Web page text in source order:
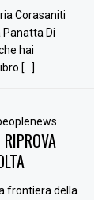
Corasaniti
Panatta Di
hai
[…]
frontiera della